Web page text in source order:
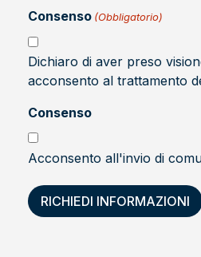
contatti
Consenso (Obbligatorio)
Dichiaro di aver preso
acconsento al trattamento
Consenso
Acconsento all'invio di